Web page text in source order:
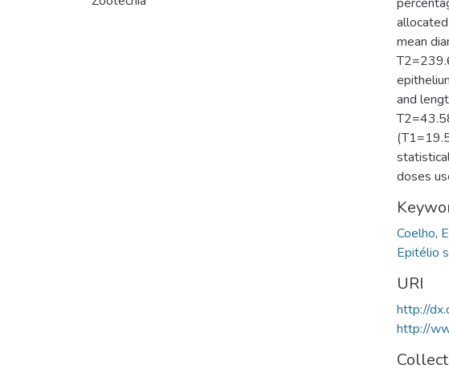
mean
and
doses
Coelho,
Epitélio
URI
http://
http://